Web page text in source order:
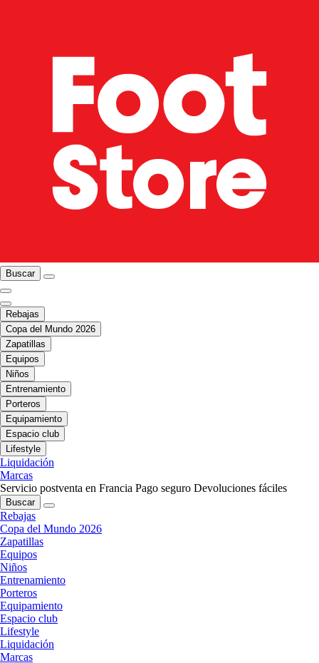
Buscar
Rebajas
Copa del Mundo 2026
Zapatillas
Equipos
Niños
Entrenamiento
Porteros
Equipamiento
Espacio club
Lifestyle
Liquidación
Marcas
Servicio postventa en Francia Pago seguro Devoluciones fáciles
Buscar
Rebajas
Copa del Mundo 2026
Zapatillas
Equipos
Niños
Entrenamiento
Porteros
Equipamiento
Espacio club
Lifestyle
Liquidación
Marcas